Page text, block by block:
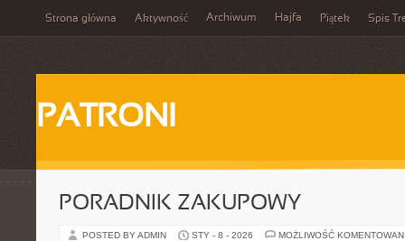
Strona główna Aktywność Archiwum Hajfa Piątek Spis
PATRONI
PORADNIK ZAKUPOWY
POSTED BY ADMIN STY - 8 - 2026 MOŻLIWOŚĆ